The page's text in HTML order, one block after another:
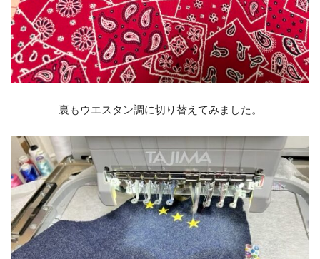
裏もウエスタン調に切り替えてみました。